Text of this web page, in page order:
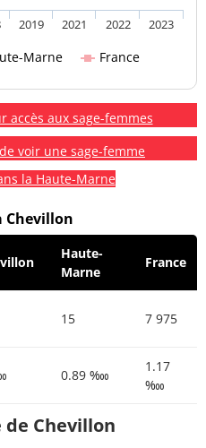
Marne France
2019 2021 2022 2023
accès aux sage-femmes
voir une sage-femme
la Haute-Marne
Chevillon
Haute-
Marne
France
15 7 975
0.89 ‱
1.17
‱
Chevillon